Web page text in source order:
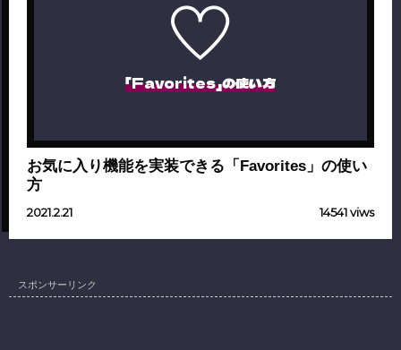
「Favorites」の使い方
お気に入り機能を実装できる「Favorites」の使い
方
2021.2.21 14541 viws